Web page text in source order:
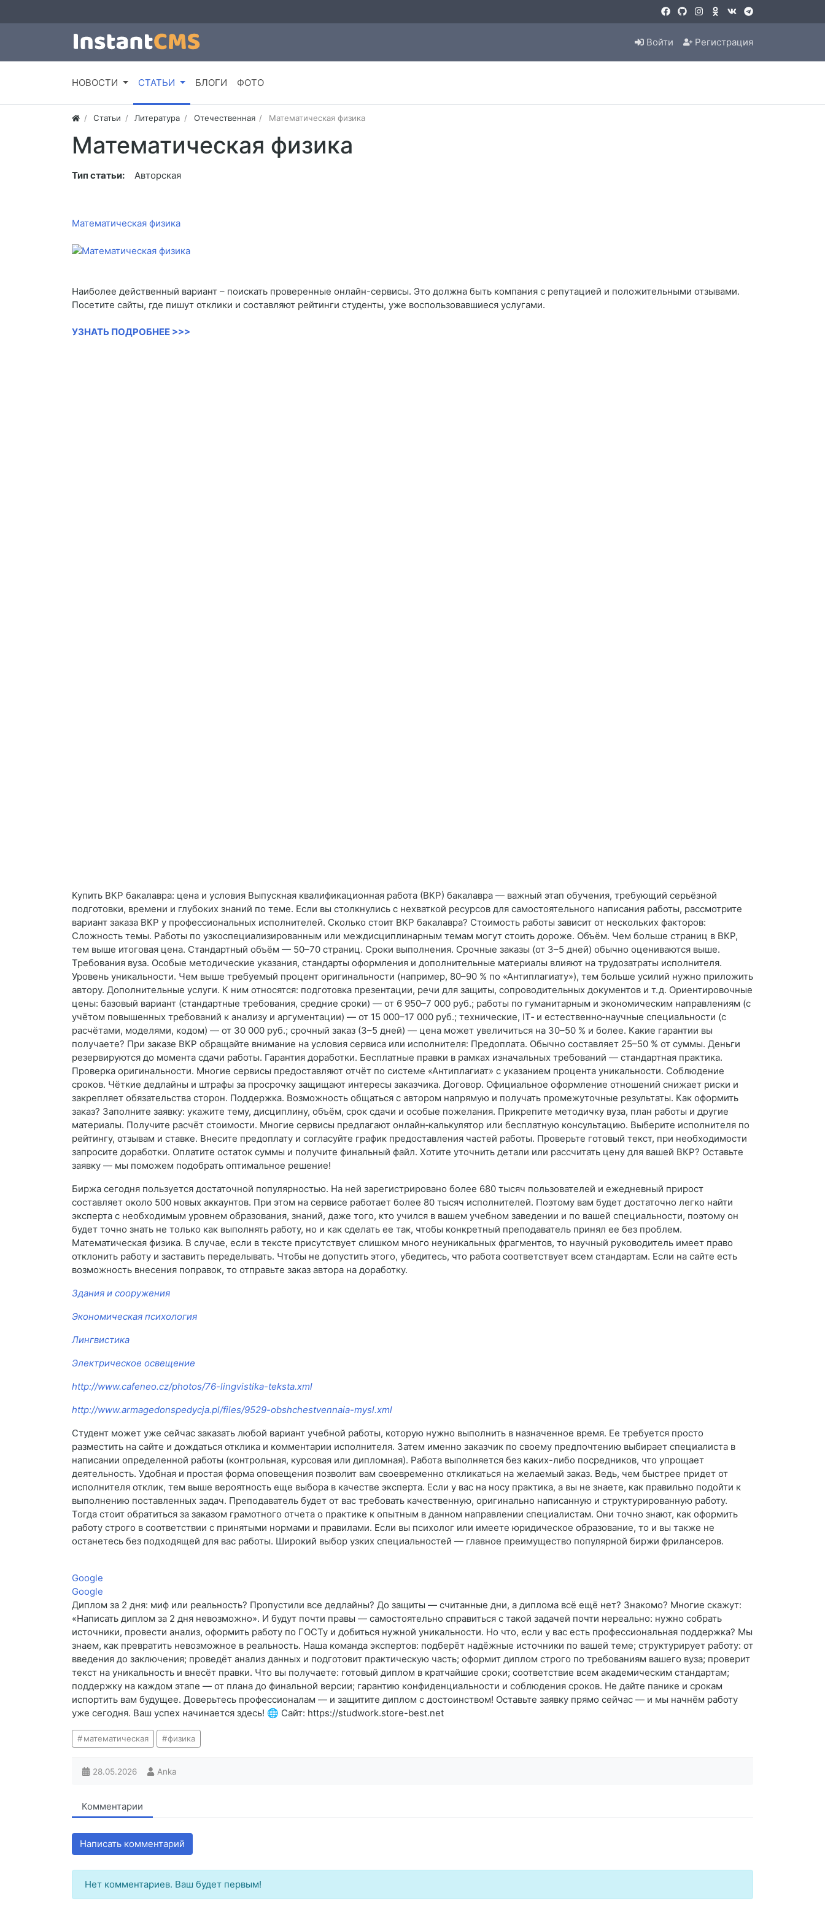
Войти Регистрация
НОВОСТИ СТАТЬИ БЛОГИ ФОТО
Статьи Литература Отечественная Математическая физика
Математическая физика
Тип статьи: Авторская
Математическая физика
Наиболее действенный вариант – поискать проверенные онлайн-сервисы. Это должна быть компания с репутацией и положительными отзывами.
Посетите сайты, где пишут отклики и составляют рейтинги студенты, уже воспользовавшиеся услугами.
УЗНАТЬ ПОДРОБНЕЕ >>>
Купить ВКР бакалавра: цена и условия Выпускная квалификационная работа (ВКР) бакалавра — важный этап обучения, требующий серьёзной
подготовки, времени и глубоких знаний по теме. Если вы столкнулись с нехваткой ресурсов для самостоятельного написания работы, рассмотрите
вариант заказа ВКР у профессиональных исполнителей. Сколько стоит ВКР бакалавра? Стоимость работы зависит от нескольких факторов:
Сложность темы. Работы по узкоспециализированным или междисциплинарным темам могут стоить дороже. Объём. Чем больше страниц в ВКР,
тем выше итоговая цена. Стандартный объём — 50–70 страниц. Сроки выполнения. Срочные заказы (от 3–5 дней) обычно оцениваются выше.
Требования вуза. Особые методические указания, стандарты оформления и дополнительные материалы влияют на трудозатраты исполнителя.
Уровень уникальности. Чем выше требуемый процент оригинальности (например, 80–90 % по «Антиплагиату»), тем больше усилий нужно приложить
автору. Дополнительные услуги. К ним относятся: подготовка презентации, речи для защиты, сопроводительных документов и т. д. Ориентировочные
цены: базовый вариант (стандартные требования, средние сроки) — от 6 950–7 000 руб.; работы по гуманитарным и экономическим направлениям (с
учётом повышенных требований к анализу и аргументации) — от 15 000–17 000 руб.; технические, IT‑ и естественно‑научные специальности (с
расчётами, моделями, кодом) — от 30 000 руб.; срочный заказ (3–5 дней) — цена может увеличиться на 30–50 % и более. Какие гарантии вы
получаете? При заказе ВКР обращайте внимание на условия сервиса или исполнителя: Предоплата. Обычно составляет 25–50 % от суммы. Деньги
резервируются до момента сдачи работы. Гарантия доработки. Бесплатные правки в рамках изначальных требований — стандартная практика.
Проверка оригинальности. Многие сервисы предоставляют отчёт по системе «Антиплагиат» с указанием процента уникальности. Соблюдение
сроков. Чёткие дедлайны и штрафы за просрочку защищают интересы заказчика. Договор. Официальное оформление отношений снижает риски и
закрепляет обязательства сторон. Поддержка. Возможность общаться с автором напрямую и получать промежуточные результаты. Как оформить
заказ? Заполните заявку: укажите тему, дисциплину, объём, срок сдачи и особые пожелания. Прикрепите методичку вуза, план работы и другие
материалы. Получите расчёт стоимости. Многие сервисы предлагают онлайн‑калькулятор или бесплатную консультацию. Выберите исполнителя по
рейтингу, отзывам и ставке. Внесите предоплату и согласуйте график предоставления частей работы. Проверьте готовый текст, при необходимости
запросите доработки. Оплатите остаток суммы и получите финальный файл. Хотите уточнить детали или рассчитать цену для вашей ВКР? Оставьте
заявку — мы поможем подобрать оптимальное решение!
Биржа сегодня пользуется достаточной популярностью. На ней зарегистрировано более 680 тысяч пользователей и ежедневный прирост
составляет около 500 новых аккаунтов. При этом на сервисе работает более 80 тысяч исполнителей. Поэтому вам будет достаточно легко найти
эксперта с необходимым уровнем образования, знаний, даже того, кто учился в вашем учебном заведении и по вашей специальности, поэтому он
будет точно знать не только как выполнять работу, но и как сделать ее так, чтобы конкретный преподаватель принял ее без проблем.
Математическая физика. В случае, если в тексте присутствует слишком много неуникальных фрагментов, то научный руководитель имеет право
отклонить работу и заставить переделывать. Чтобы не допустить этого, убедитесь, что работа соответствует всем стандартам. Если на сайте есть
возможность внесения поправок, то отправьте заказ автора на доработку.
Здания и сооружения
Экономическая психология
Лингвистика
Электрическое освещение
http://www.cafeneo.cz/photos/76-lingvistika-teksta.xml
http://www.armagedonspedycja.pl/files/9529-obshchestvennaia-mysl.xml
Студент может уже сейчас заказать любой вариант учебной работы, которую нужно выполнить в назначенное время. Ее требуется просто
разместить на сайте и дождаться отклика и комментарии исполнителя. Затем именно заказчик по своему предпочтению выбирает специалиста в
написании определенной работы (контрольная, курсовая или дипломная). Работа выполняется без каких-либо посредников, что упрощает
деятельность. Удобная и простая форма оповещения позволит вам своевременно откликаться на желаемый заказ. Ведь, чем быстрее придет от
исполнителя отклик, тем выше вероятность еще выбора в качестве эксперта. Если у вас на носу практика, а вы не знаете, как правильно подойти к
выполнению поставленных задач. Преподаватель будет от вас требовать качественную, оригинально написанную и структурированную работу.
Тогда стоит обратиться за заказом грамотного отчета о практике к опытным в данном направлении специалистам. Они точно знают, как оформить
работу строго в соответствии с принятыми нормами и правилами. Если вы психолог или имеете юридическое образование, то и вы также не
останетесь без подходящей для вас работы. Широкий выбор узких специальностей — главное преимущество популярной биржи фрилансеров.
Google
Google
Диплом за 2 дня: миф или реальность? Пропустили все дедлайны? До защиты — считанные дни, а диплома всё ещё нет? Знакомо? Многие скажут:
«Написать диплом за 2 дня невозможно». И будут почти правы — самостоятельно справиться с такой задачей почти нереально: нужно собрать
источники, провести анализ, оформить работу по ГОСТу и добиться нужной уникальности. Но что, если у вас есть профессиональная поддержка? Мы
знаем, как превратить невозможное в реальность. Наша команда экспертов: подберёт надёжные источники по вашей теме; структурирует работу: от
введения до заключения; проведёт анализ данных и подготовит практическую часть; оформит диплом строго по требованиям вашего вуза; проверит
текст на уникальность и внесёт правки. Что вы получаете: готовый диплом в кратчайшие сроки; соответствие всем академическим стандартам;
поддержку на каждом этапе — от плана до финальной версии; гарантию конфиденциальности и соблюдения сроков. Не дайте панике и срокам
испортить вам будущее. Доверьтесь профессионалам — и защитите диплом с достоинством! Оставьте заявку прямо сейчас — и мы начнём работу
уже сегодня. Ваш успех начинается здесь! 🌐 Сайт: https://studwork.store-best.net
математическая физика
28.05.2026 Anka
Комментарии
Написать комментарий
Нет комментариев. Ваш будет первым!